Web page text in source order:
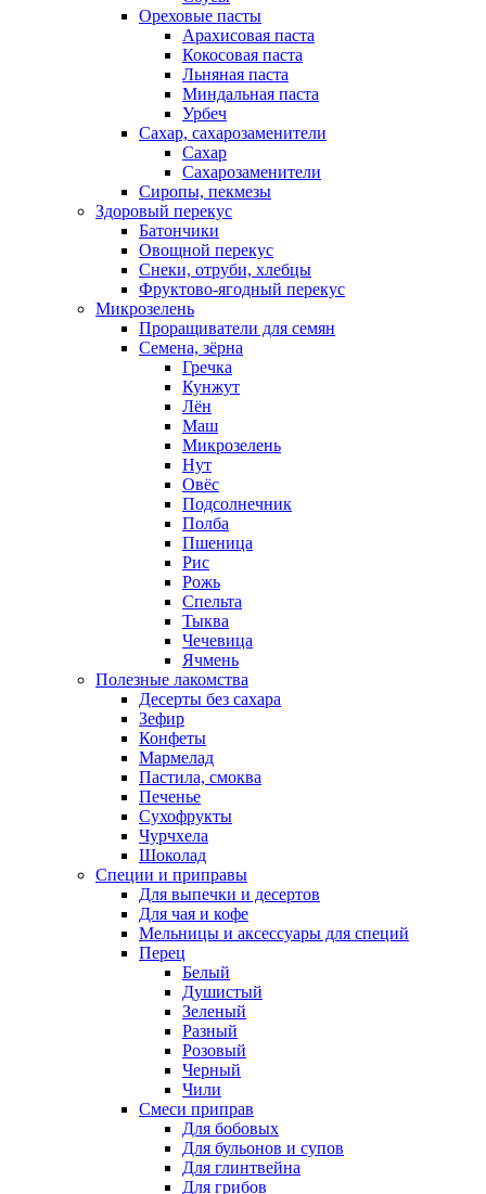
Ореховые пасты
Арахисовая паста
Кокосовая паста
Льняная паста
Миндальная паста
Урбеч
Сахар, сахарозаменители
Сахар
Сахарозаменители
Сиропы, пекмезы
Здоровый перекус
Батончики
Овощной перекус
Снеки, отруби, хлебцы
Фруктово-ягодный перекус
Микрозелень
Проращиватели для семян
Семена, зёрна
Гречка
Кунжут
Лён
Маш
Микрозелень
Нут
Овёс
Подсолнечник
Полба
Пшеница
Рис
Рожь
Спельта
Тыква
Чечевица
Ячмень
Полезные лакомства
Десерты без сахара
Зефир
Конфеты
Мармелад
Пастила, смоква
Печенье
Сухофрукты
Чурчхела
Шоколад
Специи и приправы
Для выпечки и десертов
Для чая и кофе
Мельницы и аксессуары для специй
Перец
Белый
Душистый
Зеленый
Разный
Розовый
Черный
Чили
Смеси приправ
Для бобовых
Для бульонов и супов
Для глинтвейна
Для грибов